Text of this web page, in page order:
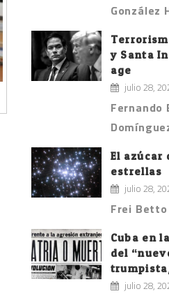
González
y Santa
age
julio 28,
Fernando
El azúcar
estrellas
julio 28,
Frei Betto
Cuba en
del
julio 28,